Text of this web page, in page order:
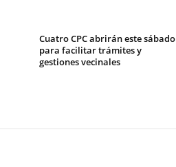
Cuatro CPC abrirán este sábado
para facilitar trámites y
gestiones vecinales